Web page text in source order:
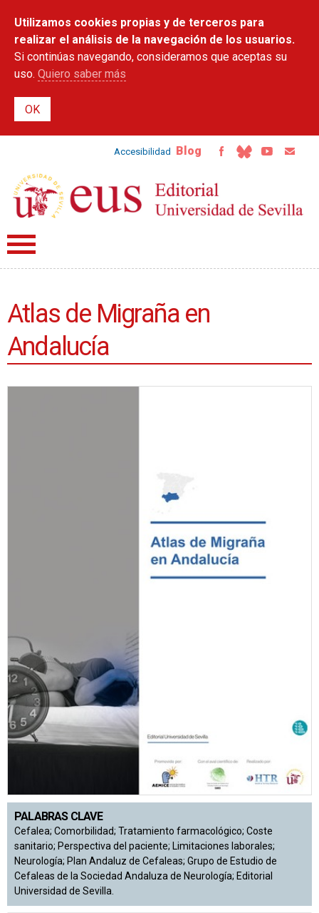
contenido
principal
Utilizamos cookies propias y de terceros para
realizar el análisis de la navegación de los usuarios.
Si continúas navegando, consideramos que aceptas su
uso. Quiero saber más
Accesibilidad Blog
Atlas de Migraña en
Andalucía
PALABRAS CLAVE
Cefalea; Comorbilidad; Tratamiento farmacológico; Coste
sanitario; Perspectiva del paciente; Limitaciones laborales;
Neurología; Plan Andaluz de Cefaleas; Grupo de Estudio de
Cefaleas de la Sociedad Andaluza de Neurología; Editorial
Universidad de Sevilla.